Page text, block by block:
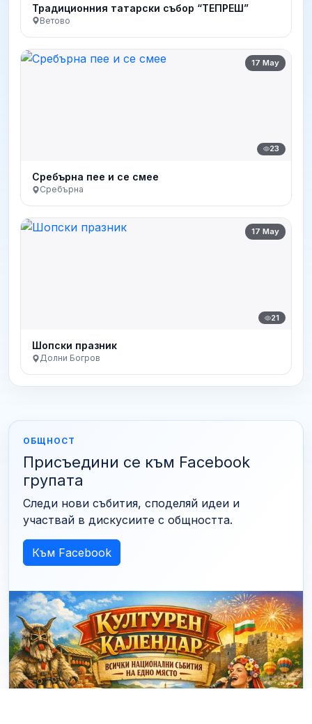
Традиционния татарски събор “ТЕПРЕШ”
Ветово
17 May
23
Сребърна пее и се смее
Сребърна
17 May
21
Шопски празник
Долни Богров
ОБЩНОСТ
Присъедини се към Facebook
групата
Следи нови събития, споделяй идеи и
участвай в дискусиите с общността.
Към Facebook